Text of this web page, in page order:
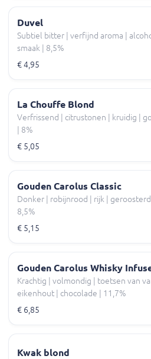
Duvel
Subtiel bitter | verfijnd aroma |
smaak | 8,5%
€ 4,95
La Chouffe Blond
Verfrissend | citrustonen | kruidig |
| 8%
€ 5,05
Gouden Carolus Classic
Donker | robijnrood | rijk | geroosterd
8,5%
€ 5,15
Gouden Carolus Whisky
Krachtig | volmondig | toetsen van
eikenhout | chocolade | 11,7%
€ 6,85
Kwak blond